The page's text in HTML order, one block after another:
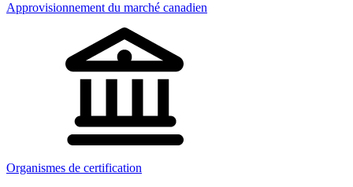
Approvisionnement du marché canadien
Organismes de certification